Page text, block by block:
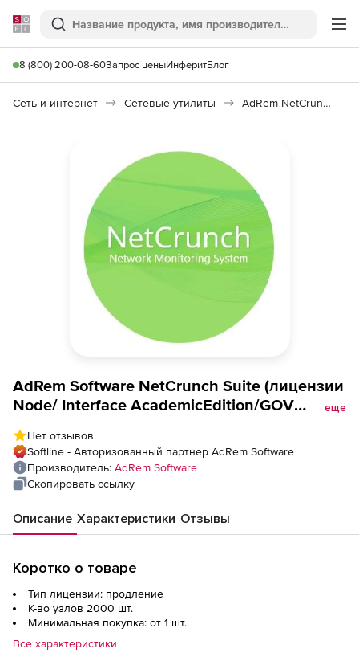
Softline
Поиск
8 (800) 200-08-60Запрос ценыИнферитБлог
Сеть и интернет Сетевые утилиты AdRem NetCrunch Monitoring System
AdRem Software NetCrunch Suite (лицензии
Node/ Interface AcademicEdition/GOV
еще
Нет отзывов
Softline - Авторизованный партнер AdRem Software
Производитель: AdRem Software
Скопировать ссылку
Описание Характеристики Отзывы
Коротко о товаре
Тип лицензии: продление
К-во узлов 2000 шт.
Минимальная покупка: от 1 шт.
Все характеристики